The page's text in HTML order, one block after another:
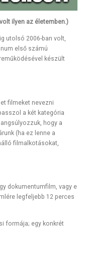
ilyen az életemben.)
utolsó 2006-ban volt,
első számú
készült
filmeket nevezni
a két kategória
hogy a
(ha ez lenne a
filmalkotásokat,
dokumentumfilm, vagy e
legfeljebb 12 perces
formája; egy konkrét